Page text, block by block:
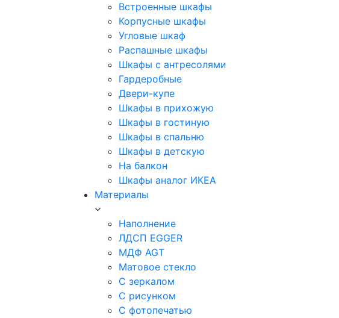
Встроенные шкафы
Корпусные шкафы
Угловые шкаф
Распашные шкафы
Шкафы с антресолями
Гардеробные
Двери-купе
Шкафы в прихожую
Шкафы в гостиную
Шкафы в спальню
Шкафы в детскую
На балкон
Шкафы аналог ИКЕА
Материалы
Наполнение
ЛДСП EGGER
МДФ AGT
Матовое стекло
С зеркалом
С рисунком
С фотопечатью